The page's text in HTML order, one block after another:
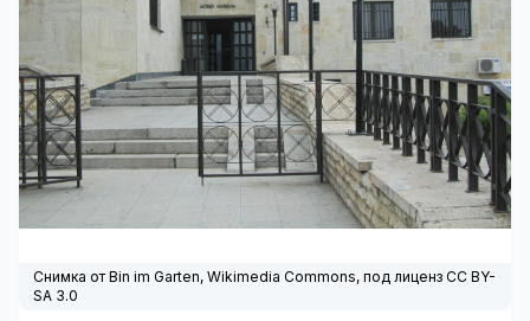
Снимка от Bin im Garten, Wikimedia Commons, под лиценз CC BY-
SA 3.0